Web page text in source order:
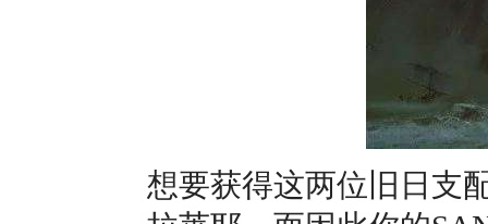
想要获得这两位旧日支